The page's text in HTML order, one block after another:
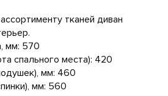
тканей диван
мм: 570
спального места): 420
мм: 460
мм: 560